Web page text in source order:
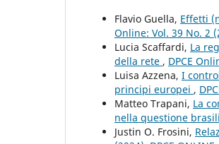
Flavio Guella, Effetti
Online: Vol. 39 No. 2
Lucia Scaffardi, La
della rete , DPCE
Luisa Azzena, I
principi europei ,
Matteo Trapani, La
nella questione
Justin O. Frosini,